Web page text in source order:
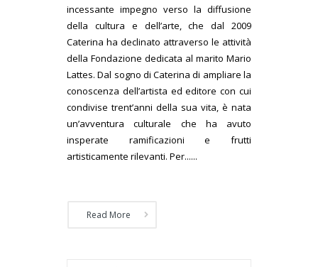
incessante impegno verso la diffusione
della cultura e dell’arte, che dal 2009
Caterina ha declinato attraverso le attività
della Fondazione dedicata al marito Mario
Lattes. Dal sogno di Caterina di ampliare la
conoscenza dell’artista ed editore con cui
condivise trent’anni della sua vita, è nata
un’avventura culturale che ha avuto
insperate ramificazioni e frutti
artisticamente rilevanti. Per......
Read More